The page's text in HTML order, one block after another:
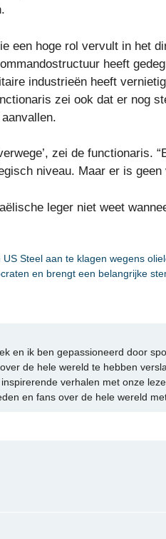
een hoge rol vervult in het
heeft
industrieën heeft
zei ook dat er nog
zei de functionaris.
niveau. Maar er is
leger niet weet
Steel aan te klagen wegens
en brengt een belangrijke
en ik ben gepassioneerd door
de hele wereld te hebben
verhalen met onze
en fans over de hele wereld